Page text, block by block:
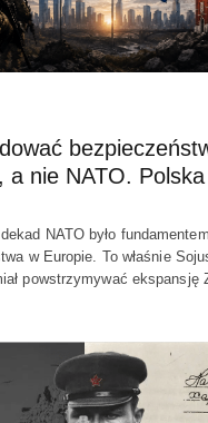
a nie NATO.
NATO było
w Europie. To właśnie
powstrzymywać ekspansję